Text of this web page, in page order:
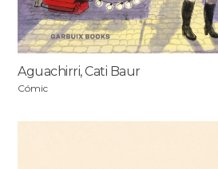
Aguachirri, Cati Baur
Cómic